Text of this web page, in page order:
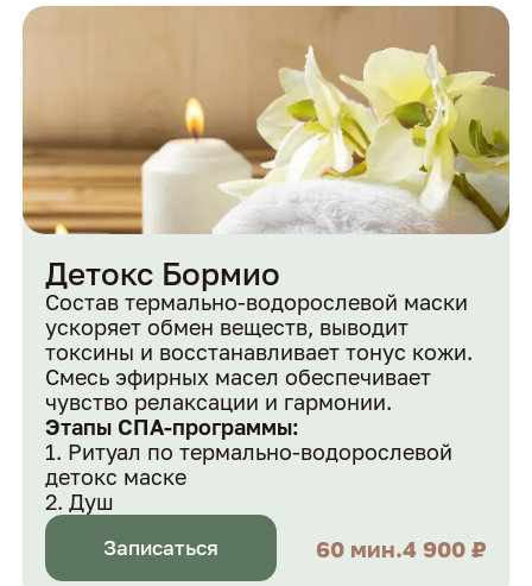
Детокс Бормио
Cостав термально-водорослевой маски
ускоряет обмен веществ, выводит
токсины и восстанавливает тонус кожи.
Смесь эфирных масел обеспечивает
чувство релаксации и гармонии.
Этапы СПА-программы:
Ритуал по термально-водорослевой
детокс маске
Душ
Записаться 60 мин.4 900 ₽